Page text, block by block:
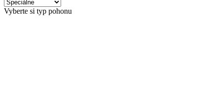
Vyberte si typ pohonu